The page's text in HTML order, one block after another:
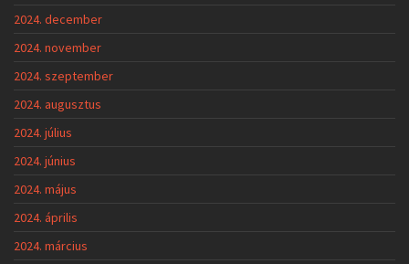
2024. december
2024. november
2024. szeptember
2024. augusztus
2024. július
2024. június
2024. május
2024. április
2024. március